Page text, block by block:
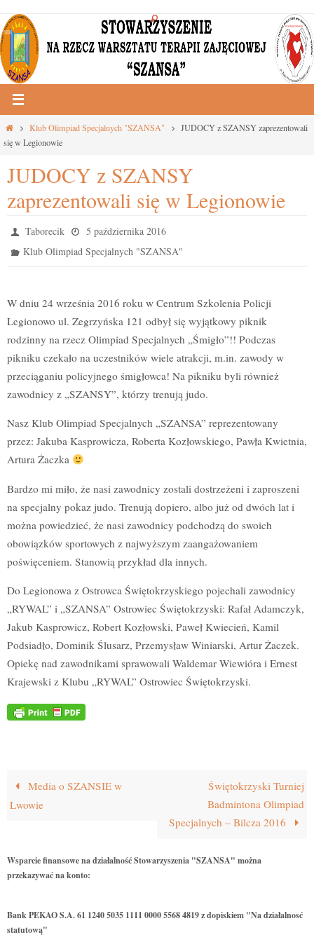
Przejdź
do
treści
Strona
główna
Klub Olimpiad Specjalnych "SZANSA"
JUDOCY z SZANSY zaprezentowali
się w Legionowie
JUDOCY z SZANSY
zaprezentowali się w Legionowie
Taborecik
5 października 2016
Klub Olimpiad Specjalnych "SZANSA"
W dniu 24 września 2016 roku w Centrum Szkolenia Policji
Legionowo ul. Zegrzyńska 121 odbył się wyjątkowy piknik
rodzinny na rzecz Olimpiad Specjalnych „Śmigło”!! Podczas
pikniku czekało na uczestników wiele atrakcji, m.in. zawody w
przeciąganiu policyjnego śmigłowca! Na pikniku byli również
zawodnicy z „SZANSY”, którzy trenują judo.
Nasz Klub Olimpiad Specjalnych „SZANSA” reprezentowany
przez: Jakuba Kasprowicza, Roberta Kozłowskiego, Pawła Kwietnia,
Artura Żaczka
Bardzo mi miło, że nasi zawodnicy zostali dostrzeżeni i zaproszeni
na specjalny pokaz judo. Trenują dopiero, albo już od dwóch lat i
można powiedzieć, że nasi zawodnicy podchodzą do swoich
obowiązków sportowych z najwyższym zaangażowaniem
poświęceniem. Stanowią przykład dla innych.
Do Legionowa z Ostrowca Świętokrzyskiego pojechali zawodnicy
„RYWAL” i „SZANSA” Ostrowiec Świętokrzyski: Rafał Adamczyk,
Jakub Kasprowicz, Robert Kozłowski, Paweł Kwiecień, Kamil
Podsiadło, Dominik Ślusarz, Przemysław Winiarski, Artur Żaczek.
Opiekę nad zawodnikami sprawowali Waldemar Wiewióra i Ernest
Krajewski z Klubu „RYWAL” Ostrowiec Świętokrzyski.
Media o SZANSIE w
Lwowie
Świętokrzyski Turniej
Badmintona Olimpiad
Specjalnych – Bilcza 2016
Wsparcie finansowe na działalność Stowarzyszenia "SZANSA" można
przekazywać na konto:
Bank PEKAO S.A. 61 1240 5035 1111 0000 5568 4819 z dopiskiem "Na działalnosć
statutową"